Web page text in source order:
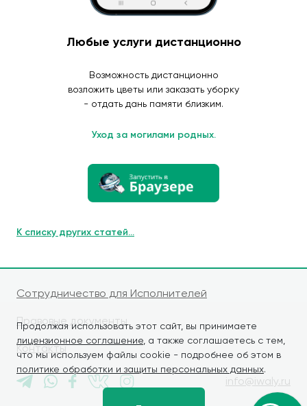
Продолжая использовать этот сайт, вы принимаете
лицензионное соглашение , а также соглашаетесь с тем,
что мы используем файлы cookie - подробнее об этом в
политике обработки и защиты персональных данных.
Любые услуги дистанционно
Возможность дистанционно
возложить цветы или заказать уборку
- отдать дань памяти близким.
Уход за могилами родных.
К списку других статей...
Сотрудничество для Исполнителей
Правовые документы
Контакты
info@iwaly.ru